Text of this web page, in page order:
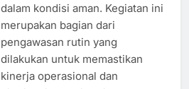
dalam kondisi aman. Kegiatan ini
merupakan bagian dari
pengawasan rutin yang
dilakukan untuk memastikan
kinerja operasional dan